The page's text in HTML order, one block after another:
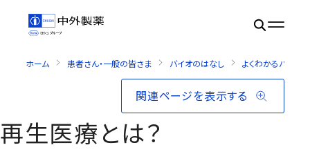
ホーム 患者さん・一般の皆さま バイオのはなし よくわかるバイオ・
関連ページを表示する
再生医療とは？